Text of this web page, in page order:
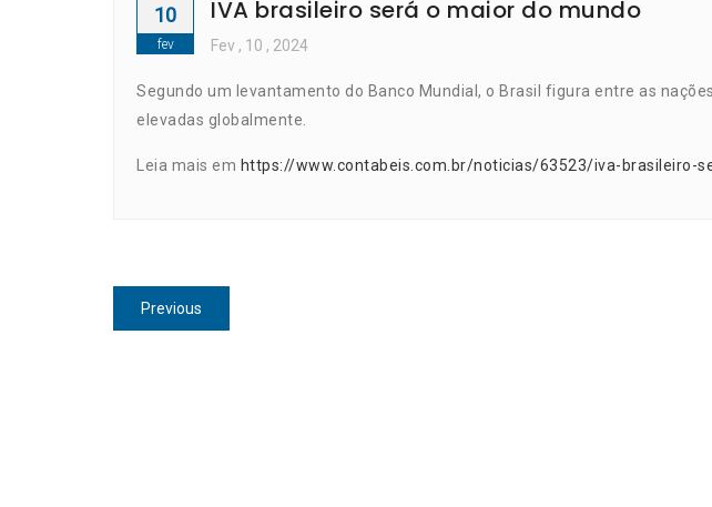
10
fev
IVA brasileiro será o maior do mundo
Fev , 10 , 2024
Segundo um levantamento do Banco Mundial, o Brasil figura entre as
elevadas globalmente.
Leia mais em https://www.contabeis.com.br/noticias/63523/iva-brasileiro-
Navegação
de
Previous
post: